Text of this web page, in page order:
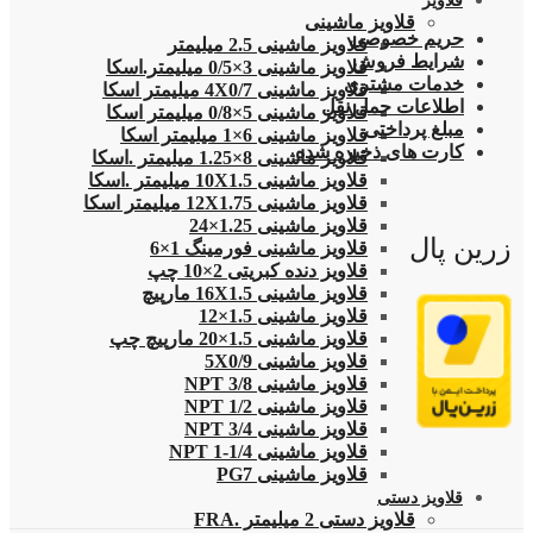
قلاویز ماشینی
قلاویز ماشینی 2.5 میلیمتر
قلاویز ماشینی 3×0/5 میلیمتر.اسکا
قلاویز ماشینی 4X0/7 میلیمتر اسکا
قلاویز ماشینی 5×0/8 میلیمتر اسکا
قلاویز ماشینی 6×1 میلیمتر اسکا
قلاویز ماشینی 8×1.25 میلیمتر .اسکا
قلاویز ماشینی 10X1.5 میلیمتر .اسکا
قلاویز ماشینی 12X1.75 میلیمتر اسکا
قلاویز ماشینی 1.25×24
قلاویز ماشینی فورمینگ 1×6
قلاویز دنده کبریتی 2×10 چپ
قلاویز ماشینی 16X1.5 مارپیچ
قلاویز ماشینی 1.5×12
قلاویز ماشینی 1.5×20 مارپیچ چپ
قلاویز ماشینی 5X0/9
قلاویز ماشینی 3/8 NPT
قلاویز ماشینی 1/2 NPT
قلاویز ماشینی 3/4 NPT
قلاویز ماشینی 1/4-1 NPT
قلاویز ماشینی PG7
قلاویز دستی
قلاویز دستی 2 میلیمتر .FRA
حریم خصوصی
شرایط فروش
خدمات مشتری
اطلاعات حمل نقل
مبلغ پرداختی
کارت های ذخیره شده
زرین پال